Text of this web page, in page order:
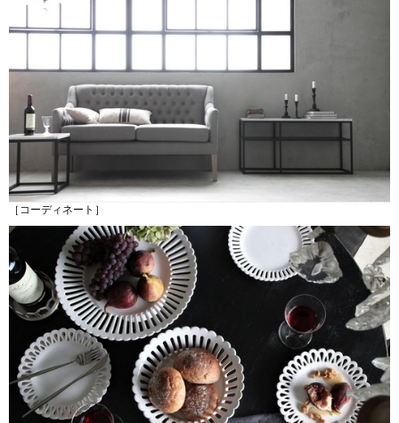
［コーディネート］